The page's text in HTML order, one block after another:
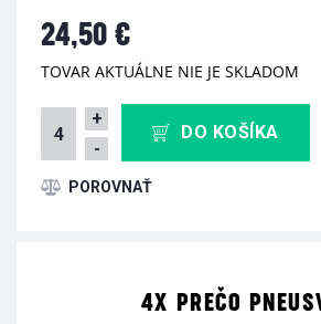
24,50 €
TOVAR AKTUÁLNE NIE JE SKLADOM
+
-
DO KOŠÍKA
4X PREČO